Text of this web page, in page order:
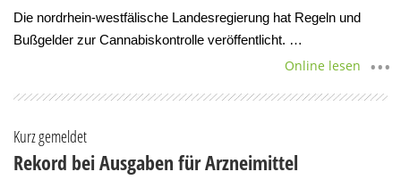
Die nordrhein-westfälische Landesregierung hat Regeln und
Bußgelder zur Cannabiskontrolle veröffentlicht. …
Online lesen
Kurz gemeldet
Rekord bei Ausgaben für Arzneimittel